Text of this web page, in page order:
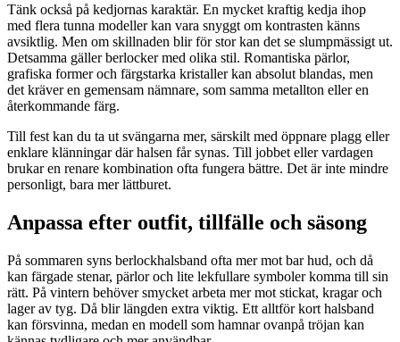
Tänk också på kedjornas karaktär. En mycket kraftig kedja ihop
med flera tunna modeller kan vara snyggt om kontrasten känns
avsiktlig. Men om skillnaden blir för stor kan det se slumpmässigt ut.
Detsamma gäller berlocker med olika stil. Romantiska pärlor,
grafiska former och färgstarka kristaller kan absolut blandas, men
det kräver en gemensam nämnare, som samma metallton eller en
återkommande färg.
Till fest kan du ta ut svängarna mer, särskilt med öppnare plagg eller
enklare klänningar där halsen får synas. Till jobbet eller vardagen
brukar en renare kombination ofta fungera bättre. Det är inte mindre
personligt, bara mer lättburet.
Anpassa efter outfit, tillfälle och säsong
På sommaren syns berlockhalsband ofta mer mot bar hud, och då
kan färgade stenar, pärlor och lite lekfullare symboler komma till sin
rätt. På vintern behöver smycket arbeta mer mot stickat, kragar och
lager av tyg. Då blir längden extra viktig. Ett alltför kort halsband
kan försvinna, medan en modell som hamnar ovanpå tröjan kan